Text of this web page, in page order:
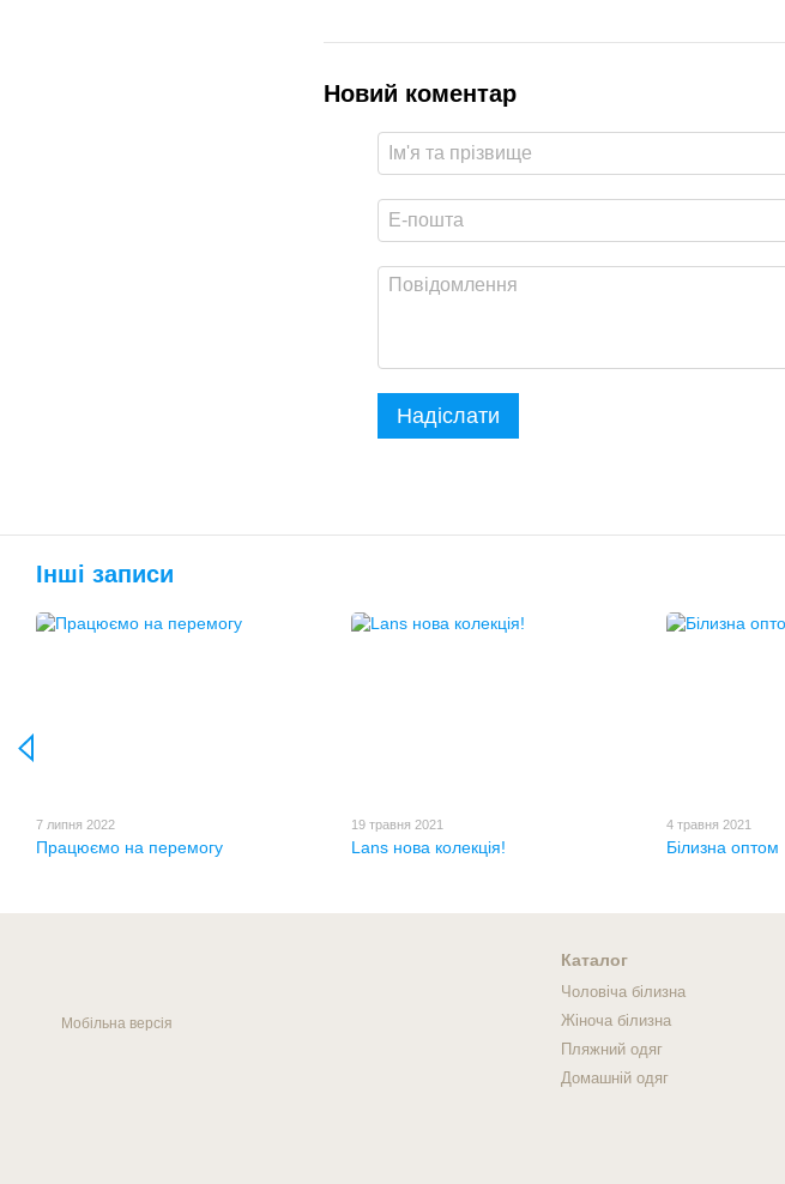
Новий коментар
Надіслати
Інші записи
7 липня 2022
Працюємо на перемогу
19 травня 2021
Lans нова колекція!
4 травня 2021
Білизна оптом
Мобільна версія
Каталог
Чоловіча білизна
Жіноча білизна
Пляжний одяг
Домашній одяг